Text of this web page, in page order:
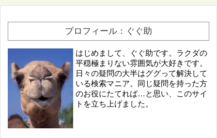
プロフィール：ぐぐ助
はじめまして、ぐぐ助です。ラクダの
平穏極まりない雰囲気が大好きです。
日々の疑問の大半はググって解決して
いる検索マニア。同じ疑問を持った方
のお役にたてれば…と思い、このサイ
トを立ち上げました。